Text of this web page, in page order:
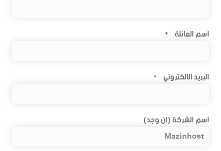
اسم العائلة *
البريد الالكتروني *
اسم الشركة (ان وجد)